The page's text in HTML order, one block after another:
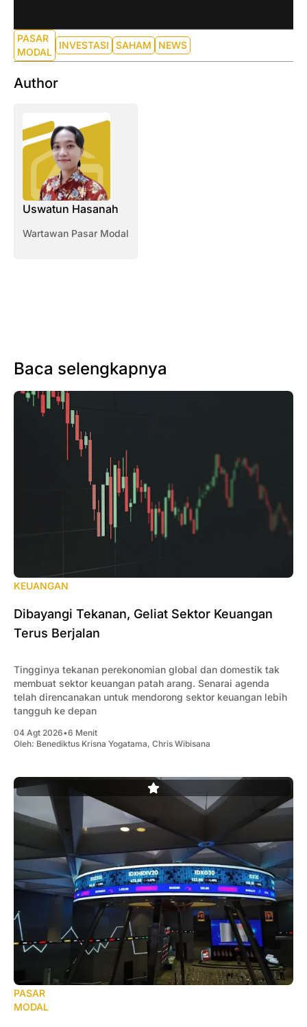
PASAR
MODAL
INVESTASI SAHAM NEWS
Author
Uswatun Hasanah
Wartawan Pasar Modal
Baca selengkapnya
KEUANGAN
Dibayangi Tekanan, Geliat Sektor Keuangan
Terus Berjalan
Tingginya tekanan perekonomian global dan domestik tak
membuat sektor keuangan patah arang. Senarai agenda
telah direncanakan untuk mendorong sektor keuangan lebih
tangguh ke depan
04 Agt 2026•6 Menit
Oleh: Benediktus Krisna Yogatama, Chris Wibisana
PASAR
MODAL